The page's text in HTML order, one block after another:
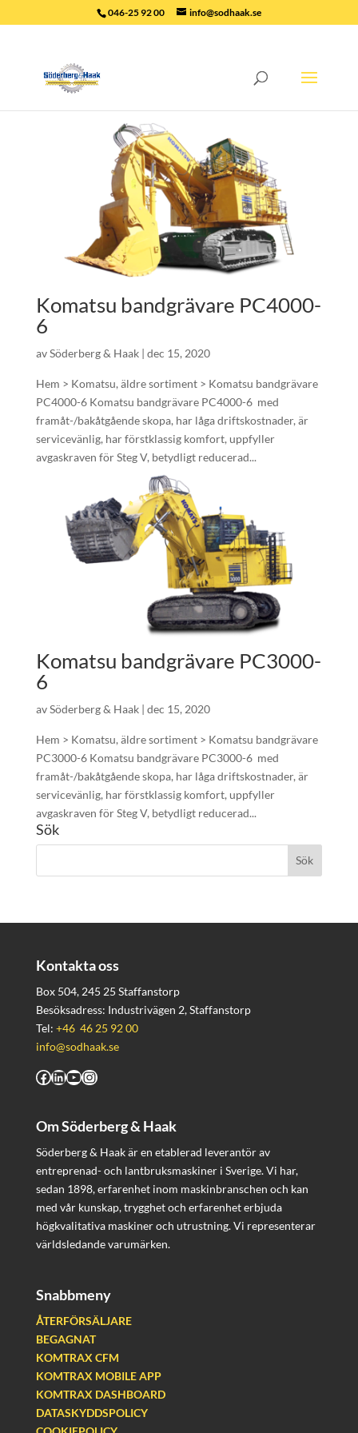
046-25 92 00 info@sodhaak.se
Komatsu bandgrävare PC4000-
6
avSöderberg & Haak| dec 15, 2020
Hem > Komatsu, äldre sortiment > Komatsu bandgrävare
PC4000-6 Komatsu bandgrävare PC4000-6 med
framåt-/bakåtgående skopa, har låga driftskostnader, är
servicevänlig, har förstklassig komfort, uppfyller
avgaskraven för Steg V, betydligt reducerad...
Komatsu bandgrävare PC3000-
6
avSöderberg & Haak| dec 15, 2020
Hem > Komatsu, äldre sortiment > Komatsu bandgrävare
PC3000-6 Komatsu bandgrävare PC3000-6 med
framåt-/bakåtgående skopa, har låga driftskostnader, är
servicevänlig, har förstklassig komfort, uppfyller
avgaskraven för Steg V, betydligt reducerad...
Sök
Kontakta oss
Box 504, 245 25 Staffanstorp
Besöksadress: Industrivägen 2, Staffanstorp
Tel: +46 46 25 92 00
info@sodhaak.se
Facebook
LinkedIn
YouTube
Instagram
Om Söderberg & Haak
Söderberg & Haak är en etablerad leverantör av
entreprenad- och lantbruksmaskiner i Sverige. Vi har,
sedan 1898, erfarenhet inom maskinbranschen och kan
med vår kunskap, trygghet och erfarenhet erbjuda
högkvalitativa maskiner och utrustning. Vi representerar
världsledande varumärken.
Snabbmeny
ÅTERFÖRSÄLJARE
BEGAGNAT
KOMTRAX CFM
KOMTRAX MOBILE APP
KOMTRAX DASHBOARD
DATASKYDDSPOLICY